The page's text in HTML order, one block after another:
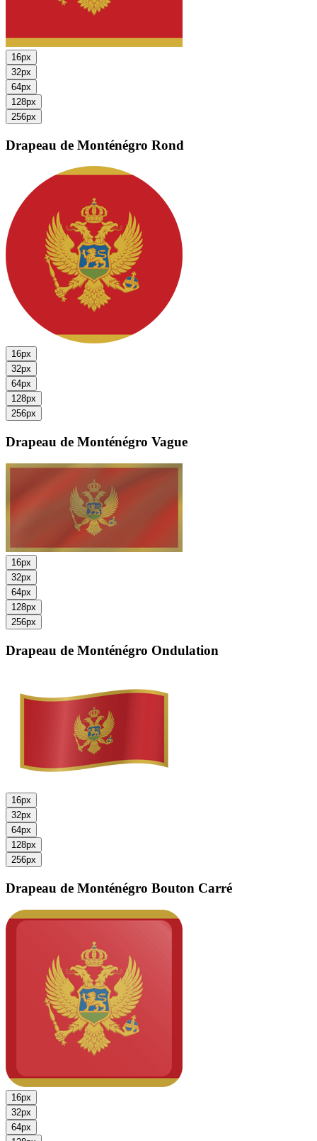
16px
32px
64px
128px
256px
Drapeau de Monténégro Rond
16px
32px
64px
128px
256px
Drapeau de Monténégro Vague
16px
32px
64px
128px
256px
Drapeau de Monténégro Ondulation
16px
32px
64px
128px
256px
Drapeau de Monténégro Bouton Carré
16px
32px
64px